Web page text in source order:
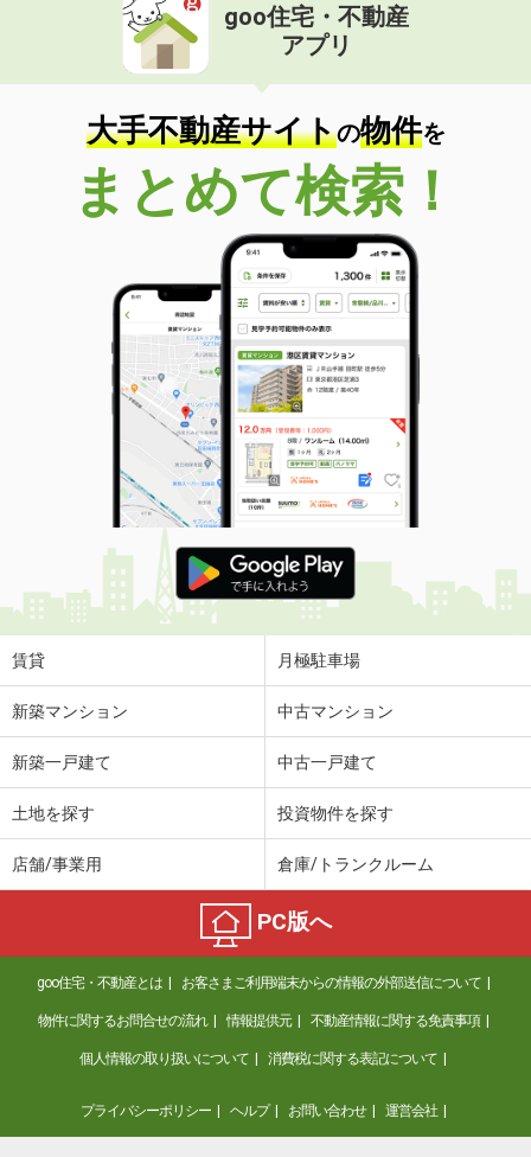
goo住宅・不動産
アプリ
大手不動産サイトの物件を
まとめて検索！
賃貸 月極駐車場
新築マンション 中古マンション
新築一戸建て 中古一戸建て
土地を探す 投資物件を探す
店舗/事業用 倉庫/トランクルーム
PC版へ
goo住宅・不動産とは お客さまご利用端末からの情報の外部送信について
物件に関するお問合せの流れ 情報提供元 不動産情報に関する免責事項
個人情報の取り扱いについて 消費税に関する表記について
プライバシーポリシー ヘルプ お問い合わせ 運営会社